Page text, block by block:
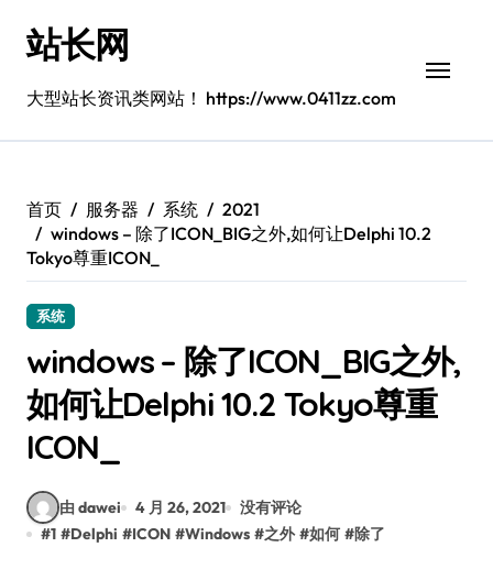
站长网
大型站长资讯类网站！ https://www.0411zz.com
首页 服务器 系统
2021
windows – 除了ICON_BIG之外,如何让Delphi 10.2
Tokyo尊重ICON_
系统
windows – 除了ICON_BIG之外,
如何让Delphi 10.2 Tokyo尊重
ICON_
由 dawei 4 月 26, 2021
没有评论
#1 #Delphi #ICON #Windows #之外 #如何 #除了